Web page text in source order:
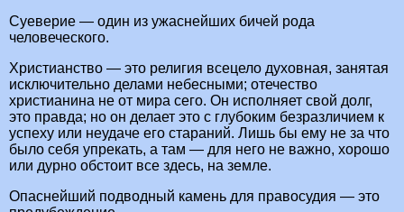
Суеверие — один из ужаснейших бичей рода
человеческого.
Христианство — это религия всецело духовная, занятая
исключительно делами небесными; отечество
христианина не от мира сего. Он исполняет свой долг,
это правда; но он делает это с глубоким безразличием к
успеху или неудаче его стараний. Лишь бы ему не за что
было себя упрекать, а там — для него не важно, хорошо
или дурно обстоит все здесь, на земле.
Опаснейший подводный камень для правосудия — это